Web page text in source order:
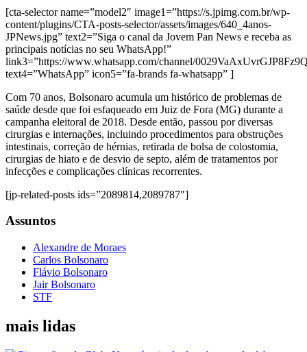
[cta-selector name=”model2″ image1=”https://s.jpimg.com.br/wp-
content/plugins/CTA-posts-selector/assets/images/640_4anos-
JPNews.jpg” text2=”Siga o canal da Jovem Pan News e receba as
principais notícias no seu WhatsApp!”
link3=”https://www.whatsapp.com/channel/
text4=”WhatsApp” icon5=”fa-brands fa-whatsapp” ]
Com 70 anos, Bolsonaro acumula um histórico de problemas de
saúde desde que foi esfaqueado em Juiz de Fora (MG) durante a
campanha eleitoral de 2018. Desde então, passou por diversas
cirurgias e internações, incluindo procedimentos para obstruções
intestinais, correção de hérnias, retirada de bolsa de colostomia,
cirurgias de hiato e de desvio de septo, além de tratamentos por
infecções e complicações clínicas recorrentes.
[jp-related-posts ids=”2089814,2089787″]
Assuntos
Alexandre de Moraes
Carlos Bolsonaro
Flávio Bolsonaro
Jair Bolsonaro
STF
mais lidas